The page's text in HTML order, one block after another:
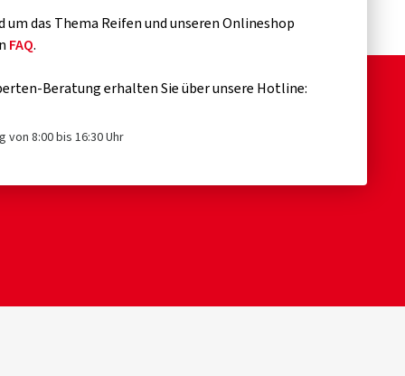
das Thema Reifen und unseren Onlineshop
FAQ.
Beratung erhalten Sie über unsere Hotline:
von 8:00 bis 16:30 Uhr